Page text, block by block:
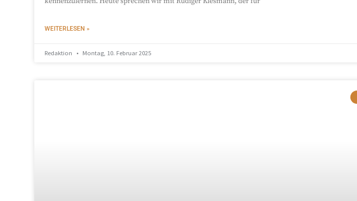
WEITERLESEN »
Redaktion Montag, 10. Februar 2025